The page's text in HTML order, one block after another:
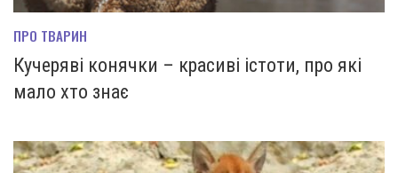
ПРО ТВАРИН
Кучеряві конячки – красиві істоти, про які
мало хто знає